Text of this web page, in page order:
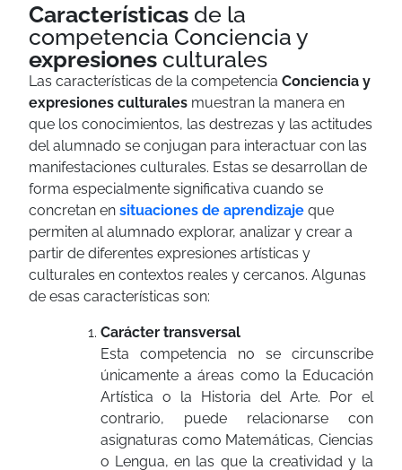
Características de la
competencia Conciencia y
expresiones culturales
Las características de la competencia Conciencia y
expresiones culturales muestran la manera en
que los conocimientos, las destrezas y las actitudes
del alumnado se conjugan para interactuar con las
manifestaciones culturales. Estas se desarrollan de
forma especialmente significativa cuando se
concretan en situaciones de aprendizaje que
permiten al alumnado explorar, analizar y crear a
partir de diferentes expresiones artísticas y
culturales en contextos reales y cercanos. Algunas
de esas características son:
Carácter transversal
Esta competencia no se circunscribe
únicamente a áreas como la Educación
Artística o la Historia del Arte. Por el
contrario, puede relacionarse con
asignaturas como Matemáticas, Ciencias
o Lengua, en las que la creatividad y la